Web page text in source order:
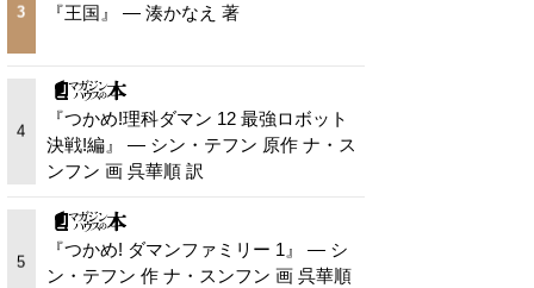
3 『王国』 — 湊かなえ 著
4
『つかめ!理科ダマン 12 最強ロボット
決戦!編』 — シン・テフン 原作 ナ・ス
ンフン 画 呉華順 訳
5
『つかめ! ダマンファミリー 1』 — シ
ン・テフン 作 ナ・スンフン 画 呉華順